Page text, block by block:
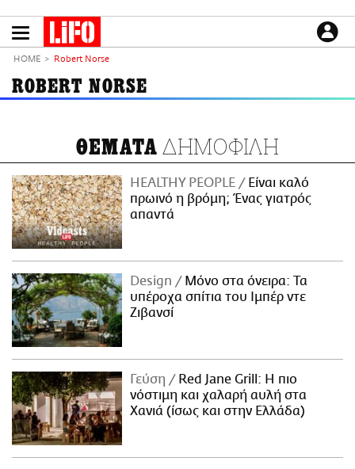
το
LIFO SHOP
NEWSLETTER
ΜΙΚΡΟΠΡΑΓΜΑΤΑ
THE GOOD LIFO
LIFOLAND
CITY GUIDE
ΑΜΠΑ
PRINT
ΕΙΔΗΣΕΙΣ
CULTURE
PODCASTS
Plus
HOME Robert Norse
ROBERT NORSE
ΘΕΜΑΤΑ ΔΗΜΟΦΙΛΗ
HEALTHY PEOPLE
Είναι καλό
πρωινό η βρόμη; Ένας γιατρός
απαντά
Design
Μόνο στα όνειρα: Τα
υπέροχα σπίτια του Ιμπέρ ντε
Ζιβανσί
Γεύση
Red Jane Grill: Η πιο
νόστιμη και χαλαρή αυλή στα
Χανιά (ίσως και στην Ελλάδα)